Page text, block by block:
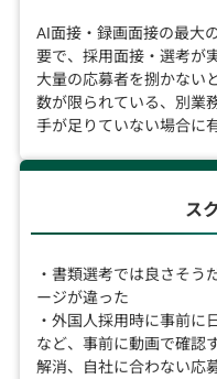
AI面接・録画面接の最大
要で、採用面接・選考が
大量の応募者を捌かない
数が限られている、別業
手が足りていない場合に
ス
・書類選考では良さそう
ージが違った
・外国人採用時に事前に
など、事前に動画で確認
解消、自社に合わない応